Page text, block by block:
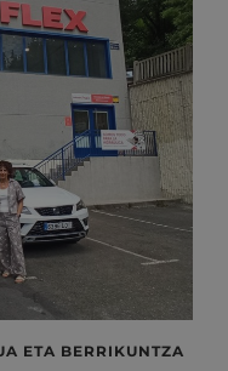
ETA BERRIKUNTZA